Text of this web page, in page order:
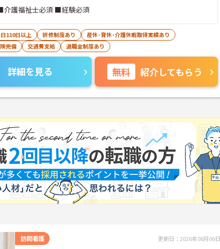
介護福祉士必須 ■経験必須
110日以上 研修制度あり
産休･育休･介護休暇取得実績あり
完備 交通費支給 退職金制度あり
詳細を見る 無料 紹介してもらう
訪問看護 更新日：2026年08月06日